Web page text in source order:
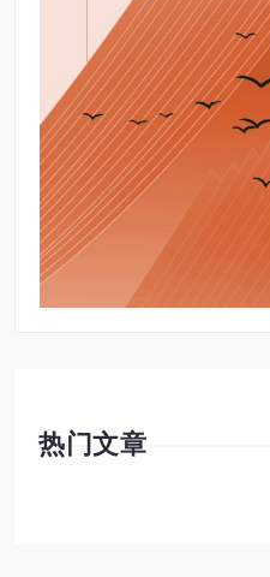
热门文章